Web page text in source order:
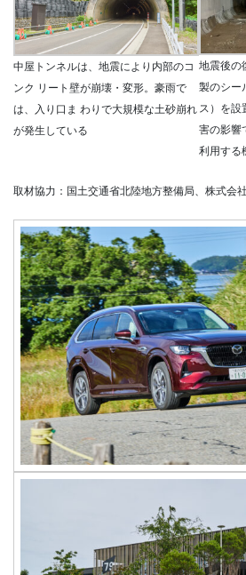
中屋トンネルは、地震により内部のコ
ンク リート壁が崩壊・変形。豪雨で
は、入り口ま わりで大規模な土砂崩れ
が発生している
地震後の
製のシー
ス）を設
害の影響
利用する
取材協力：国土交通省北陸地方整備局、株式会